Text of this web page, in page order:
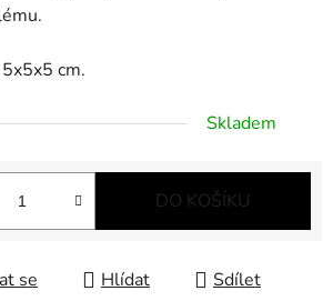
cm.
Skladem
DO KOŠÍKU
se Hlídat Sdílet